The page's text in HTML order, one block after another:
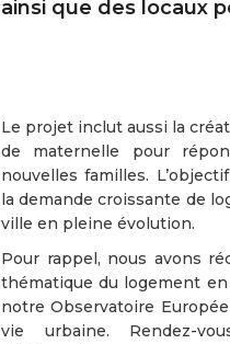
ainsi que des locaux
Le projet inclut aussi la
de maternelle pour
nouvelles familles.
la demande croissante de
ville en pleine évolution.
Pour rappel, nous avons
thématique du logement
notre Observatoire
vie urbaine. Rendez-